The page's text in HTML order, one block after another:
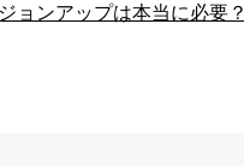
ョンアップは本当に必要？